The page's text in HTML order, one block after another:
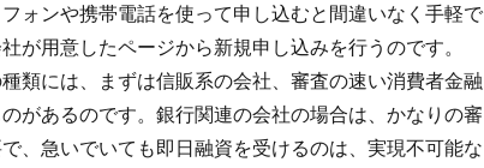
ォンや携帯電話を使って申し込むと間違いなく手軽で
が用意したページから新規申し込みを行うのです。
類には、まずは信販系の会社、審査の速い消費者金融
があるのです。銀行関連の会社の場合は、かなりの審
、急いでいても即日融資を受けるのは、実現不可能な